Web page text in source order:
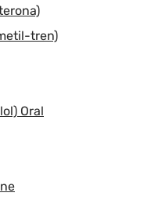
tren)
Oral